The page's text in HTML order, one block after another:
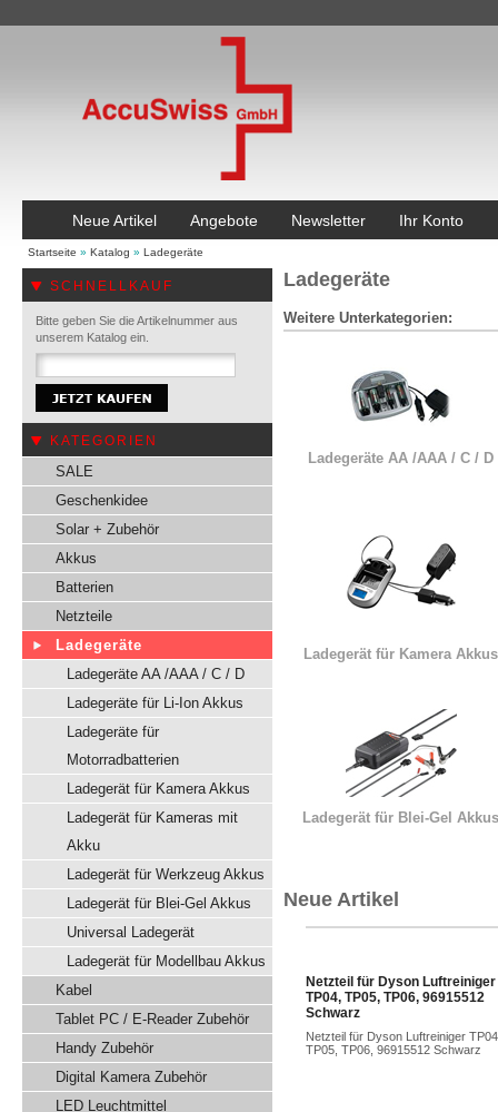
Neue Artikel Angebote Newsletter Ihr Konto
Startseite » Katalog » Ladegeräte
SCHNELLKAUF
Bitte geben Sie die Artikelnummer aus
unserem Katalog ein.
KATEGORIEN
SALE
Geschenkidee
Solar + Zubehör
Akkus
Batterien
Netzteile
Ladegeräte
Ladegeräte AA /AAA / C / D
Ladegeräte für Li-Ion Akkus
Ladegeräte für
Motorradbatterien
Ladegerät für Kamera Akkus
Ladegerät für Kameras mit
Akku
Ladegerät für Werkzeug Akkus
Ladegerät für Blei-Gel Akkus
Universal Ladegerät
Ladegerät für Modellbau Akkus
Kabel
Tablet PC / E-Reader Zubehör
Handy Zubehör
Digital Kamera Zubehör
LED Leuchtmittel
Ladegeräte
Weitere Unterkategorien:
Ladegeräte AA /AAA / C / D
Ladegerät für Kamera Akkus
Ladegerät für Blei-Gel Akkus
Neue Artikel
Netzteil für Dyson Luftreiniger
TP04, TP05, TP06, 96915512
Schwarz
Netzteil für Dyson Luftreiniger
TP05, TP06, 96915512 Schwarz